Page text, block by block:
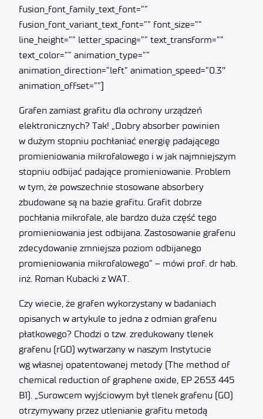
fusion_font_family_text_font=””
fusion_font_variant_text_font=”” font_size=””
line_height=”” letter_spacing=”” text_transform=””
text_color=”” animation_type=””
animation_direction=”left” animation_speed=”0.3″
animation_offset=””]
Grafen zamiast grafitu dla ochrony urządzeń
elektronicznych? Tak! „Dobry absorber powinien
w dużym stopniu pochłaniać energię padającego
promieniowania mikrofalowego i w jak najmniejszym
stopniu odbijać padające promieniowanie. Problem
w tym, że powszechnie stosowane absorbery
zbudowane są na bazie grafitu. Grafit dobrze
pochłania mikrofale, ale bardzo duża część tego
promieniowania jest odbijana. Zastosowanie grafenu
zdecydowanie zmniejsza poziom odbijanego
promieniowania mikrofalowego” – mówi prof. dr hab.
inż. Roman Kubacki z WAT.
Czy wiecie, że grafen wykorzystany w badaniach
opisanych w artykule to jedna z odmian grafenu
płatkowego? Chodzi o tzw. zredukowany tlenek
grafenu (rGO) wytwarzany w naszym Instytucie
wg własnej opatentowanej metody (The method of
chemical reduction of graphene oxide, EP 2653 445
B1). „Surowcem wyjściowym był tlenek grafenu (GO)
otrzymywany przez utlenianie grafitu metodą